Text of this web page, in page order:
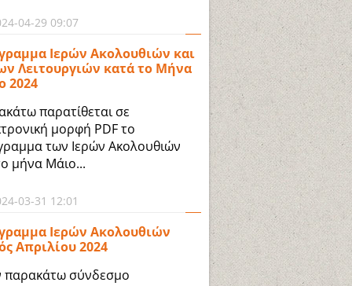
04-29 09:07
Ιερών Ακολουθιών και
Λειτουργιών κατά το Μήνα
2024
παρατίθεται σε
μορφή PDF το
των Ιερών Ακολουθιών
μήνα Μάιο...
03-31 12:01
Ιερών Ακολουθιών
Απριλίου 2024
παρακάτω σύνδεσμο